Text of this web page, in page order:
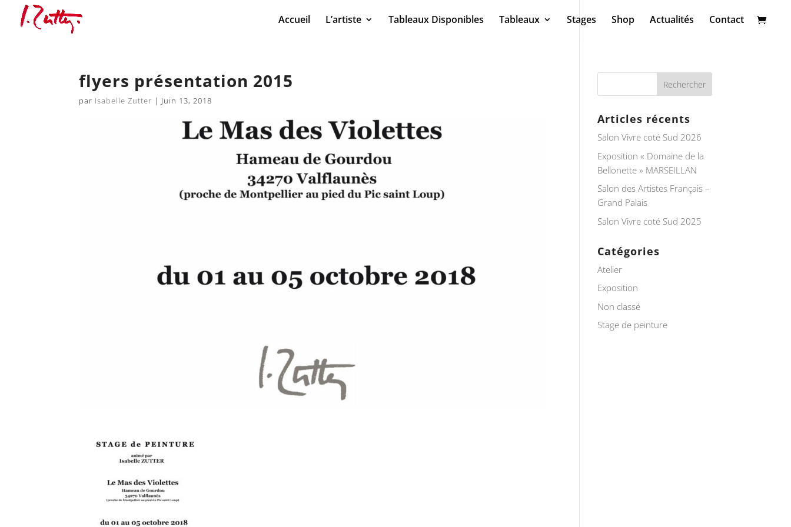
Accueil L’artiste Tableaux Disponibles Tableaux Stages Shop Actualités Contact
flyers présentation 2015
par Isabelle Zutter | Juin 13, 2018
Articles récents
Salon Vivre coté Sud 2026
Exposition « Domaine de la
Bellonette » MARSEILLAN
Salon des Artistes Français –
Grand Palais
Salon Vivre coté Sud 2025
Catégories
Atelier
Exposition
Non classé
Stage de peinture